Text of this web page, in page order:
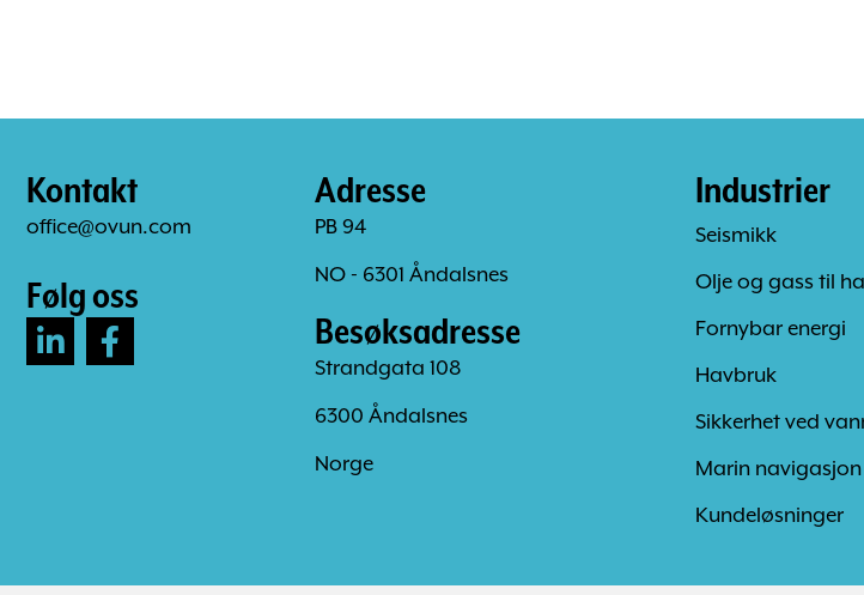
Kontakt
office@ovun.com
Følg oss
Adresse
PB 94
NO - 6301 Åndalsnes
Besøksadresse
Strandgata 108
6300 Åndalsnes
Norge
Industrier
Seismikk
Olje og gass til
Fornybar energi
Havbruk
Sikkerhet ved
Marin
Kundeløsninger